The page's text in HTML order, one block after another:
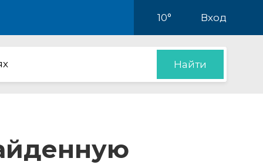
10° Вход
Найти